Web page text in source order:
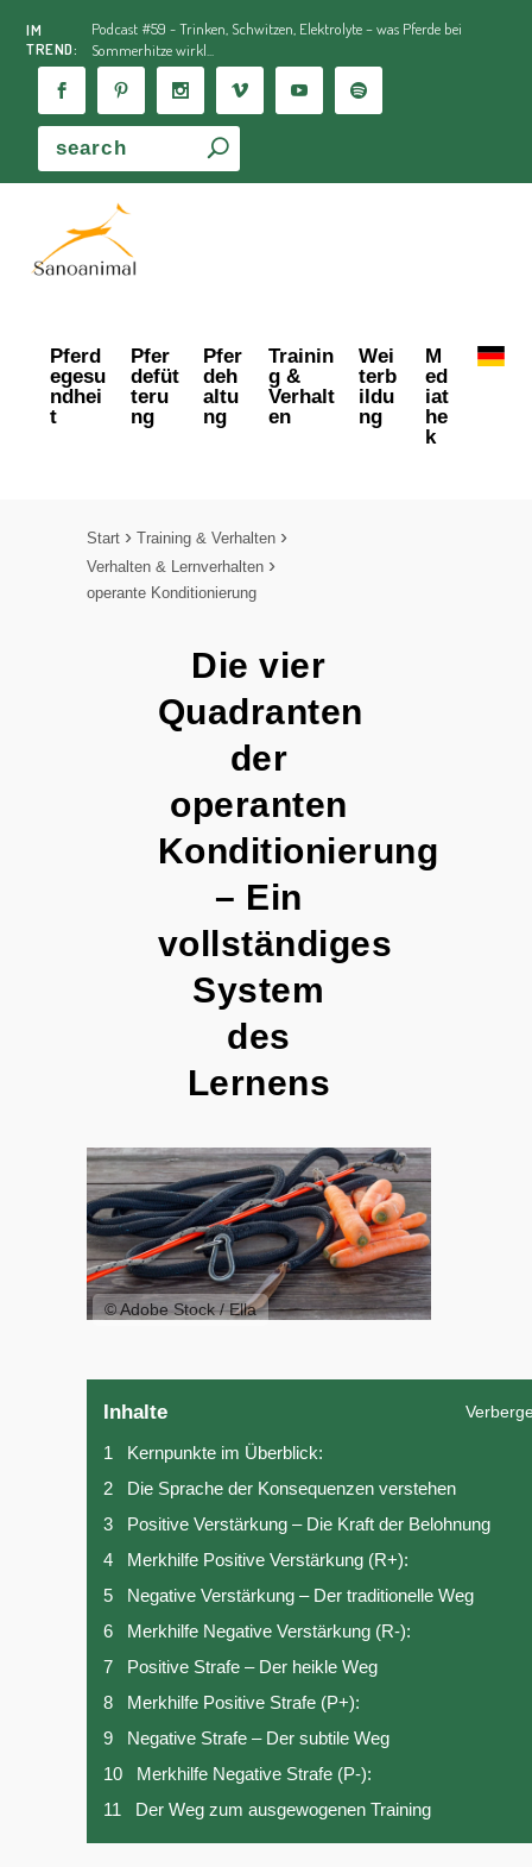
IM
TREND:
Podcast #59 - Trinken, Schwitzen, Elektrolyte – was Pferde bei
Sommerhitze wirkl...
Pferd
egesu
ndhei
t
Pfer
defüt
teru
ng
Pfer
deh
altu
ng
Trainin
g &
Verhalt
en
Wei
terb
ildu
ng
M
ed
iat
he
k
Start
Training & Verhalten
Verhalten & Lernverhalten
operante Konditionierung
Die vier
Quadranten
der
operanten
Konditionierung
– Ein
vollständiges
System
des
Lernens
© Adobe Stock / Ella
Inhalte
1
Kernpunkte im Überblick:
2
Die Sprache der Konsequenzen verstehen
3
Positive Verstärkung – Die Kraft der Belohnung
4
Merkhilfe Positive Verstärkung (R+):
5
Negative Verstärkung – Der traditionelle Weg
6
Merkhilfe Negative Verstärkung (R-):
7
Positive Strafe – Der heikle Weg
8
Merkhilfe Positive Strafe (P+):
9
Negative Strafe – Der subtile Weg
10
Merkhilfe Negative Strafe (P-):
11
Der Weg zum ausgewogenen Training